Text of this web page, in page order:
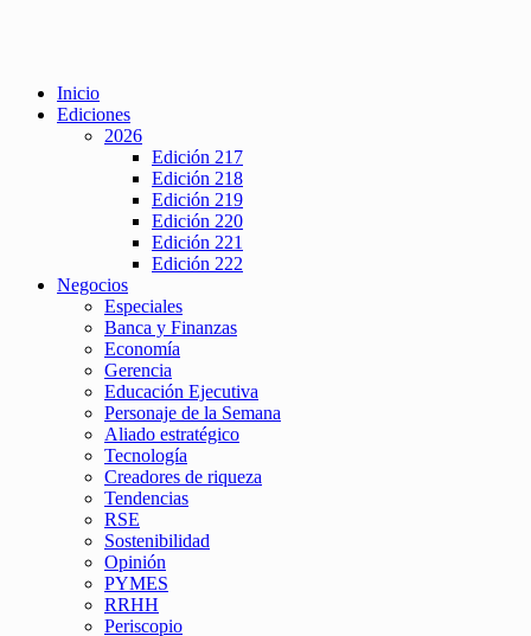
Inicio
Ediciones
2026
Edición 217
Edición 218
Edición 219
Edición 220
Edición 221
Edición 222
Negocios
Especiales
Banca y Finanzas
Economía
Gerencia
Educación Ejecutiva
Personaje de la Semana
Aliado estratégico
Tecnología
Creadores de riqueza
Tendencias
RSE
Sostenibilidad
Opinión
PYMES
RRHH
Periscopio